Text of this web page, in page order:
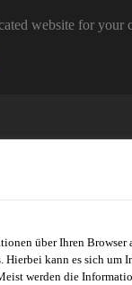
website for your
über Ihren Browser
Hierbei kann es sich um
werden die